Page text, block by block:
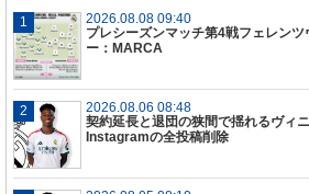
ベルナベウでの今季初戦
ベルナベウに戻り、あのゴールを
じられないことだ。
2026.08.08 09:40
プレシーズンマッチ第4戦フェレン
ー：MARCA
2026.08.06 08:48
契約延長と退団の狭間で揺れるヴィ
Instagramの全投稿削除